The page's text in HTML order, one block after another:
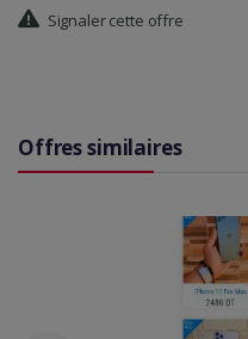
Signaler cette offre
Offres similaires